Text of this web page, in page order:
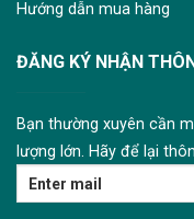
Hướng dẫn mua hàng
ĐĂNG KÝ NHẬN
Bạn thường xuyên cần
lượng lớn. Hãy để lại